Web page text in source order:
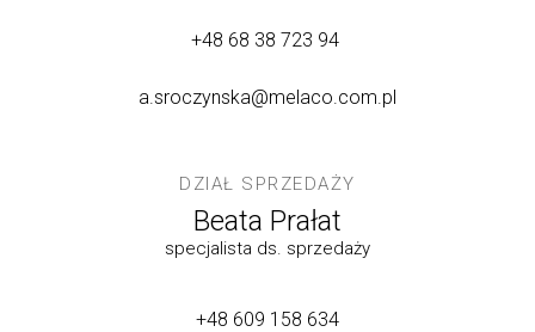
+48 68 38 723 94
a.sroczynska@melaco.com.pl
DZIAŁ SPRZEDAŻY
Beata Prałat
specjalista ds. sprzedaży
+48 609 158 634